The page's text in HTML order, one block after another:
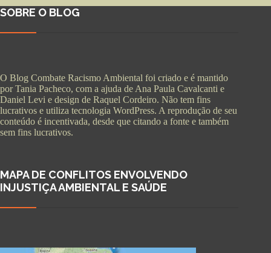
SOBRE O BLOG
O Blog Combate Racismo Ambiental foi criado e é mantido
por Tania Pacheco, com a ajuda de Ana Paula Cavalcanti e
Daniel Levi e design de Raquel Cordeiro. Não tem fins
lucrativos e utiliza tecnologia WordPress. A reprodução de seu
conteúdo é incentivada, desde que citando a fonte e também
sem fins lucrativos.
MAPA DE CONFLITOS ENVOLVENDO
INJUSTIÇA AMBIENTAL E SAÚDE